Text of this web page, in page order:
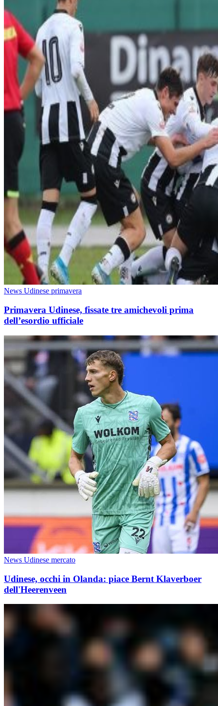
News Udinese primavera
Primavera Udinese, fissate tre amichevoli prima
dell’esordio ufficiale
News Udinese mercato
Udinese, occhi in Olanda: piace Bernt Klaverboer
dell'Heerenveen